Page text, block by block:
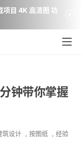
钟带你掌握
筑设计 , 按图纸 , 经验
项目 4K 高清图 功